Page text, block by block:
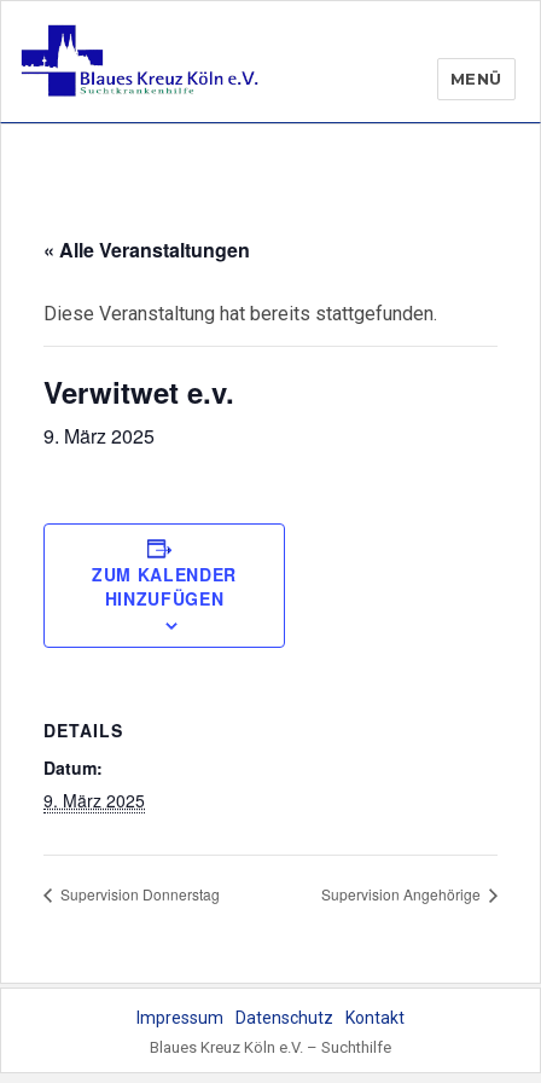
MENÜ
« Alle Veranstaltungen
Diese Veranstaltung hat bereits stattgefunden.
Verwitwet e.v.
9. März 2025
ZUM KALENDER
HINZUFÜGEN
DETAILS
Datum:
9. März 2025
Supervision Donnerstag Supervision Angehörige
Impressum Datenschutz Kontakt
Blaues Kreuz Köln e.V. – Suchthilfe